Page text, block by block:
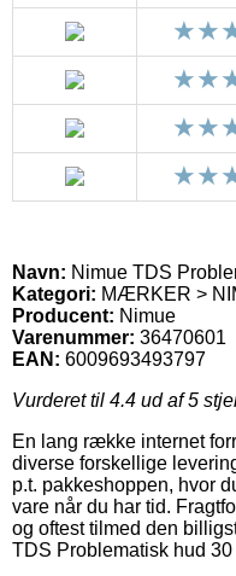
Navn: Nimue TDS
Kategori: MÆRKER >
Producent: Nimue
Varenummer: 36470601
EAN: 6009693493797
Vurderet til 4.4 ud af 5
En lang række internet
diverse forskellige
p.t. pakkeshoppen, hvor
vare når du har tid.
og oftest tilmed den
TDS Problematisk hud 30